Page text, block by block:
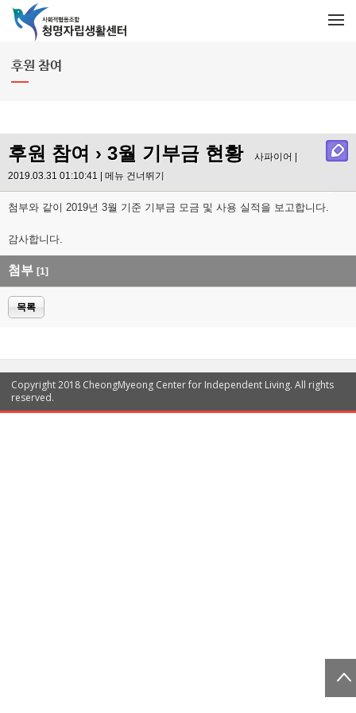
후원 참여
후원 참여 › 3월 기부금 현황
사파이어 |
2019.03.31 01:10:41 | 메뉴 건너뛰기
첨부와 같이 2019년 3월 기준 기부금 모금 및 사용 실적을 보고합니다.
감사합니다.
첨부 [1]
목록
Copyright 2018 CheongMyeong Center for Independent Living. All rights
reserved.